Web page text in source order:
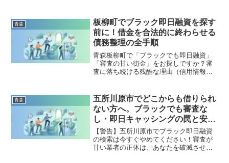
まで徹底解説。多重債務の地獄から抜け
出し、合法的に借金を減額・免除する
「債務整理」の正しい知識と、今すぐ督
促を止める無料相談窓口をご案内しま
す。
青森
板柳町でブラック即日融資を探す
前に！借金を合法的に終わらせる
債務整理の全手順
青森板柳町で「ブラックでも即日融資」
「審査の甘い街金」をお探しですか？審
査に落ち続ける残酷な理由（信用情報と
底解説。多重債務の地獄から抜け出し、
合法的に借金を減額・免除する「債務整
理」の正しい知識と、今すぐ督促を止め
る無料相談窓口をご案内します。
青森
五所川原市でどこからも借りられ
ない方へ。ブラックでも審査な
し・即日キャッシングの罠と安全
な解決策
【警告】五所川原市でブラック即日融資
の検索は今すぐやめてください！審査が
甘い業者の正体は、あなたを破滅させる